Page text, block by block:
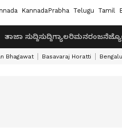
KannadaPrabha Telugu Tamil
ತಾಜಾ ಸುದ್ದಿಸುದ್ದಿಗ್ಯಾಲರಿಮನರಂಜನೆ
Bhagawat Basavaraj Horatti